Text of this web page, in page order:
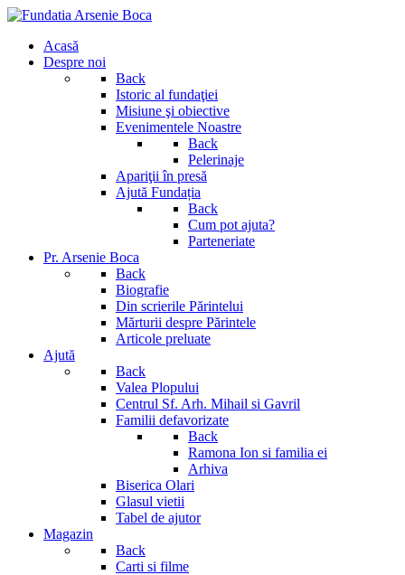
Acasă
Despre noi
Back
Istoric al fundaţiei
Misiune şi obiective
Evenimentele Noastre
Back
Pelerinaje
Apariţii în presă
Ajută Fundația
Back
Cum pot ajuta?
Parteneriate
Pr. Arsenie Boca
Back
Biografie
Din scrierile Părintelui
Mărturii despre Părintele
Articole preluate
Ajută
Back
Valea Plopului
Centrul Sf. Arh. Mihail si Gavril
Familii defavorizate
Back
Ramona Ion si familia ei
Arhiva
Biserica Olari
Glasul vietii
Tabel de ajutor
Magazin
Back
Carti si filme